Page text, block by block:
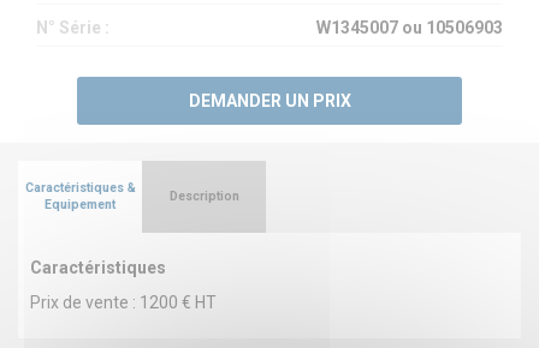
N° Série : W1345007 ou 10506903
DEMANDER UN PRIX
Caractéristiques &
Equipement
Caractéristiques
Prix de vente : 1200 € HT
Description